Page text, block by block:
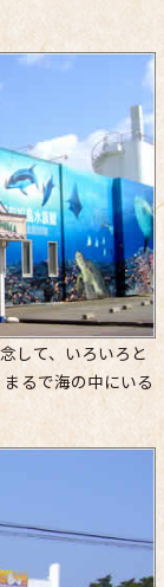
して、いろいろと
るで海の中にいる